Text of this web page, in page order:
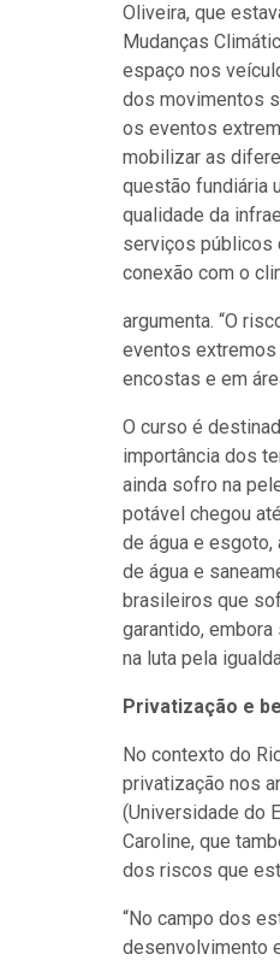
Oliveira, que
Mudanças
espaço nos
dos movimentos
os eventos
mobilizar as
questão fundiária
qualidade da
serviços públicos
conexão com o
argumenta. “O
eventos extremos
encostas e em
O curso é
importância dos
ainda sofro na
potável chegou
de água e esgoto,
de água e
brasileiros que
garantido,
na luta pela
Privatização e
No contexto do
privatização nos
(Universidade do
Caroline, que
dos riscos que
“No campo dos
desenvolvimento